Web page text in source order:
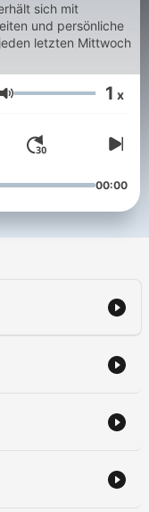
sich mit
und persönliche
letzten Mittwoch
Volumen 1 x
00:00